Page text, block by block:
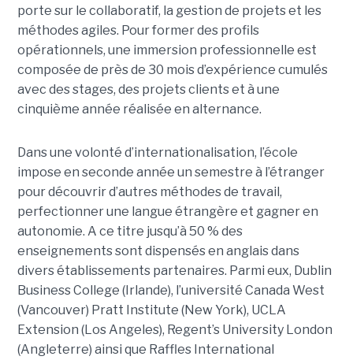
porte sur le collaboratif, la gestion de projets et les
méthodes agiles. Pour former des profils
opérationnels, une immersion professionnelle est
composée de près de 30 mois d’expérience cumulés
avec des stages, des projets clients et à une
cinquième année réalisée en alternance.
Dans une volonté d’internationalisation, l’école
impose en seconde année un semestre à l’étranger
pour découvrir d’autres méthodes de travail,
perfectionner une langue étrangère et gagner en
autonomie. A ce titre jusqu’à 50 % des
enseignements sont dispensés en anglais dans
divers établissements partenaires. Parmi eux, Dublin
Business College (Irlande), l’université Canada West
(Vancouver) Pratt Institute (New York), UCLA
Extension (Los Angeles), Regent’s University London
(Angleterre) ainsi que Raffles International